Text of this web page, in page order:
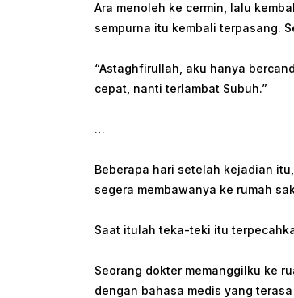
Ara menoleh ke cermin, lalu
sempurna itu kembali terpasang.
“Astaghfirullah, aku hanya
cepat, nanti terlambat Subuh.”
…
Beberapa hari setelah kejadian
segera membawanya ke rumah
Saat itulah teka-teki itu
Seorang dokter memanggilku ke
dengan bahasa medis yang